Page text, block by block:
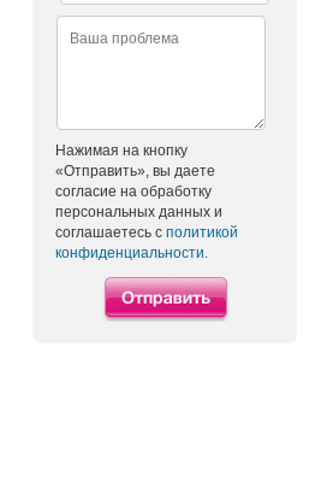
Нажимая на кнопку
«Отправить», вы даете
согласие на обработку
персональных данных и
соглашаетесь с политикой
конфиденциальности.